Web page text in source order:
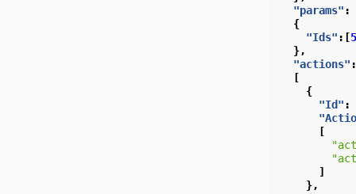
"params" :
{
"Ids" :[
},
"actions" :
[
{
"Id" :
[
]
},